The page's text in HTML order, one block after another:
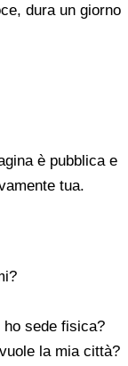
dura un giorno
è pubblica e
tua.
sede fisica?
la mia città?